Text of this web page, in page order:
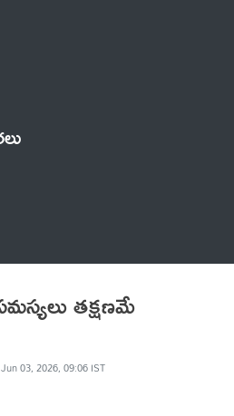
తక్షణమే
Jun 03, 2026, 09:06 IST